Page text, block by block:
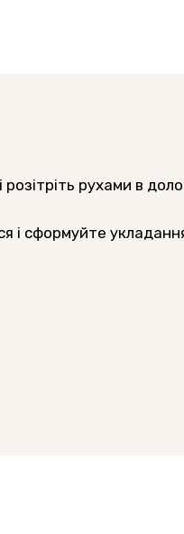
розітріть рухами в
і сформуйте